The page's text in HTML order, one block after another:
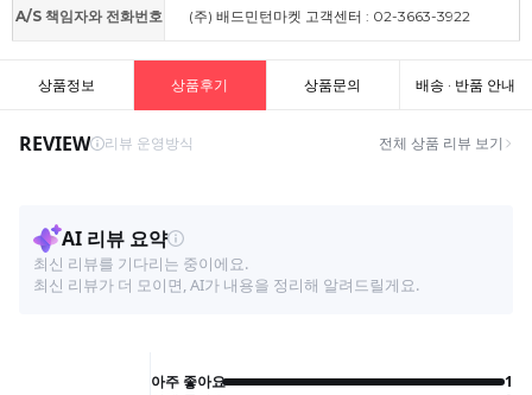
A/S 책임자와 전화번호 (주) 배드민턴마켓 고객센터 : 02-3663-3922
상품정보 상품후기 상품문의 배송 · 반품 안내